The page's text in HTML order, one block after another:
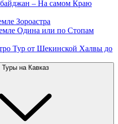
– На самом Краю
Зороастра
Одина или по Стопам
Тур от Шекинской Халвы до
Туры на Кавказ